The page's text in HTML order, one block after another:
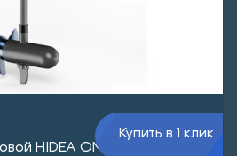
HIDEA OMS250S 24V GPS
Купить в 1 клик